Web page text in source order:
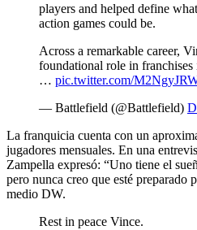
players and helped define
action games could be.
Across a remarkable career,
foundational role in
… pic.twitter.com/
— Battlefield (@Battlefield)
La franquicia cuenta con un
jugadores mensuales. En una
Zampella expresó: “Uno tiene el
pero nunca creo que esté preparado
medio DW.
Rest in peace Vince.